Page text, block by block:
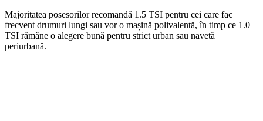
Majoritatea posesorilor recomandă 1.5 TSI pentru cei care fac
frecvent drumuri lungi sau vor o mașină polivalentă, în timp ce 1.0
TSI rămâne o alegere bună pentru strict urban sau navetă
periurbană.